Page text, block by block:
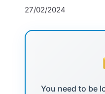
27/02/2024
You need to be